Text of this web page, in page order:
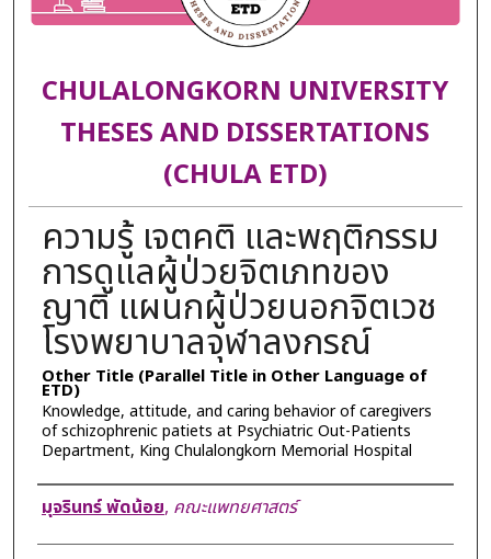
CHULALONGKORN UNIVERSITY
THESES AND DISSERTATIONS
(CHULA ETD)
ความรู้ เจตคติ และพฤติกรรม
การดูแลผู้ป่วยจิตเภทของ
ญาติ แผนกผู้ป่วยนอกจิตเวช
โรงพยาบาลจุฬาลงกรณ์
Other Title (Parallel Title in Other Language of
ETD)
Knowledge, attitude, and caring behavior of caregivers
of schizophrenic patiets at Psychiatric Out-Patients
Department, King Chulalongkorn Memorial Hospital
Author
มุจรินทร์ พัดน้อย, คณะแพทยศาสตร์